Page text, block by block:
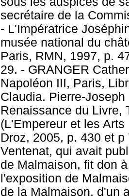
secrétaire de la
- L'Impératrice
musée national du
Paris, RMN, 1997, p.
29. - GRANGER
Napoléon III, Paris,
Claudia. Pierre-
Renaissance du Livre,
(L'Empereur et les
Droz, 2005, p. 430 et
Ventenat, qui avait
de Malmaison, fit don
l'exposition de
de la Malmaison, d'un